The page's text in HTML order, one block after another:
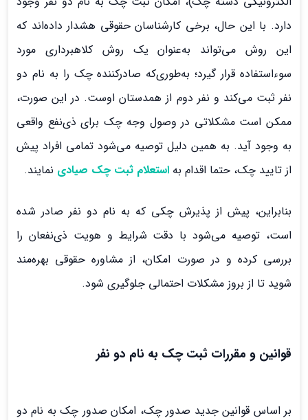
دارد. با این حال، برخی کارشناسان حقوقی هشدار داده‌اند که
این روش می‌تواند به‌عنوان یک روش کلاهبرداری مورد
سوءاستفاده قرار گیرد؛ به‌طوری‌که صادرکننده چک را به نام دو
نفر ثبت می‌کند و نفر دوم از همدستان اوست. در این صورت،
ممکن است مشکلاتی در وصول وجه چک برای ذی‌نفع واقعی
به وجود آید. به همین دلیل توصیه می‌شود تمامی افراد پیش
از تایید چک، حتما اقدام به استعلام ثبت چک صیادی نمایند.
بنابراین، پیش از پذیرش چکی که به نام دو نفر صادر شده
است، توصیه می‌شود با دقت شرایط و هویت ذی‌نفعان را
بررسی کرده و در صورت امکان، از مشاوره حقوقی بهره‌مند
شوید تا از بروز مشکلات احتمالی جلوگیری شود.
قوانین و مقررات ثبت چک به نام دو نفر
بر اساس قوانین جدید صدور چک، امکان صدور چک به نام دو